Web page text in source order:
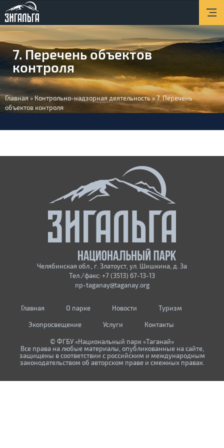
Новости
Туризм
Экопросвещение
Услуги
7. Перечень объектов
контроля
Вы
здесь
Главная»Контрольно-надзорная деятельность»7. Перечень
объектов контроля
Челябинская обл., г. Златоуст, ул. Шишкина, д. 3а
Тел./факс: +7 (3513) 67-13-13
np-taganay@taganay.org
Главная О парке Новости Туризм
Экопросвещение Услуги Контакты
© ФГБУ «Национальный парк «Таганай»
Все права на любые материалы, опубликованные на сайте,
защищены в соответствии с российским и международным
законодательством об авторском праве и смежных правах.